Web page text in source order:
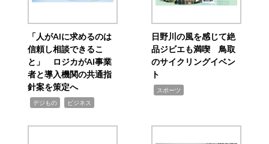
「人がAIに求めるのは
信頼し相談できるこ
と」 ロジカがAI事業
者と導入機関の共通指
針案を策定へ
デジもの ビジネス
日野川の風を感じて絶
品ジビエも満喫 鳥取
のサイクリングイベン
ト
スポーツ